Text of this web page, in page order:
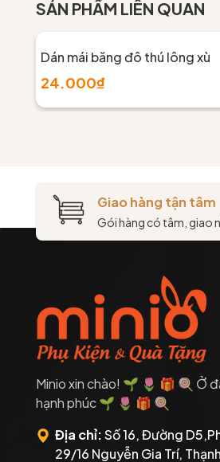
SẢN PHẨM LIÊN QUAN
Dán mái băng đô thú lông xù
24.000₫
Giao hàng tận tâm
Gói hàng có tâm, giao
Minio xin chào! 🌱 🌷 🎁 🍭 Ở
hạnh phúc 🌱 🌷 🎁 🍭
Địa chỉ:Số 16, Đường
29/16 Nguyễn Gia Trí,